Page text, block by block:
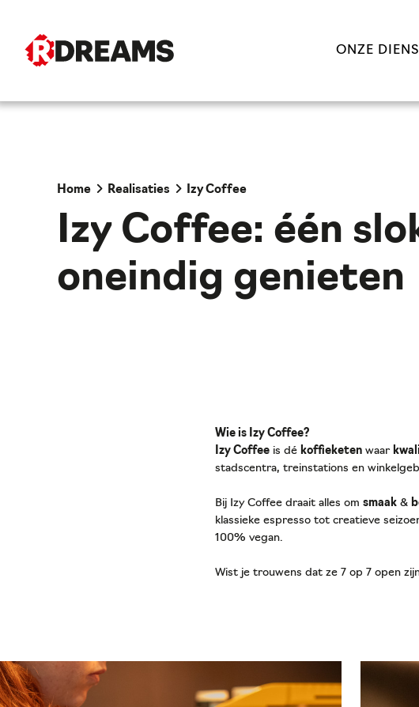
ONZE
Home Realisaties Izy Coffee
Izy Coffee: één
oneindig genieten
Wie is Izy Coffee?
Izy Coffee is dé koffieketen waar
stadscentra, treinstations en
Bij Izy Coffee draait alles om smaak &
klassieke espresso tot creatieve
100% vegan.
Wist je trouwens dat ze 7 op 7 open